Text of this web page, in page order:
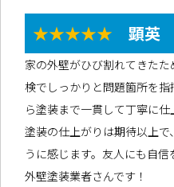
★★★★★ 顕英
家の外壁がひび割れてきた
検でしっかりと問題箇所を
ら塗装まで一貫して丁寧に
塗装の仕上がりは期待以上
うに感じます。友人にも自
外壁塗装業者さんです！